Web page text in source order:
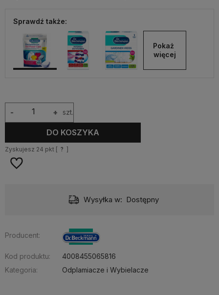
Sprawdź także:
Pokaż
więcej
+
- szt.
DO KOSZYKA
Zyskujesz 24 pkt [ ? ]
Wysyłka w: Dostępny
Producent:
Kod produktu:
4008455065816
Kategoria:
Odplamiacze i Wybielacze